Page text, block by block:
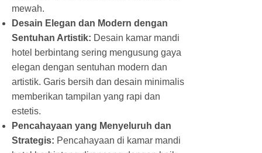
mewah.
Desain Elegan dan Modern dengan
Sentuhan Artistik: Desain kamar mandi
hotel berbintang sering mengusung gaya
elegan dengan sentuhan modern dan
artistik. Garis bersih dan desain minimalis
memberikan tampilan yang rapi dan
estetis.
Pencahayaan yang Menyeluruh dan
Strategis: Pencahayaan di kamar mandi